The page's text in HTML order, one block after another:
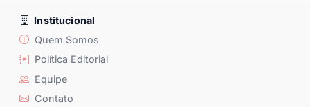
Institucional
Quem Somos
Política Editorial
Equipe
Contato